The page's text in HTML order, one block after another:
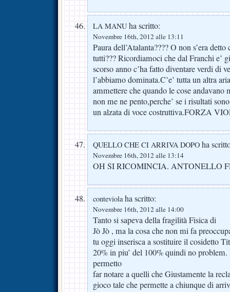
LA MANU ha scritto:
Novembre 16th, 2012 alle 13:11
Paura dell’Atalanta???? O non s’era
tutti??? Ricordiamoci che dal Franchi e’
scorso anno c’ha fatto diventare verdi di
l’abbiamo dominata.C’e’ tutta un altra
ammettere che quando le cose andavano
non me ne pento,perche’ se i risultati
un alzata di voce costruttiva.FORZA
QUELLO CHE CI ARRIVA DOPO ha
Novembre 16th, 2012 alle 13:14
OH SI RICOMINCIA. ANTONELLO
conteviolaha scritto:
Novembre 16th, 2012 alle 14:00
Tanto si sapeva della fragilità Fisica di
Jò Jò , ma la cosa che non mi fa
tu oggi inserisca a sostituire il cosidetto
20% in piu’ del 100% quindi no
permetto
far notare a quelli che Giustamente la
gioco tale che permette a chiunque di